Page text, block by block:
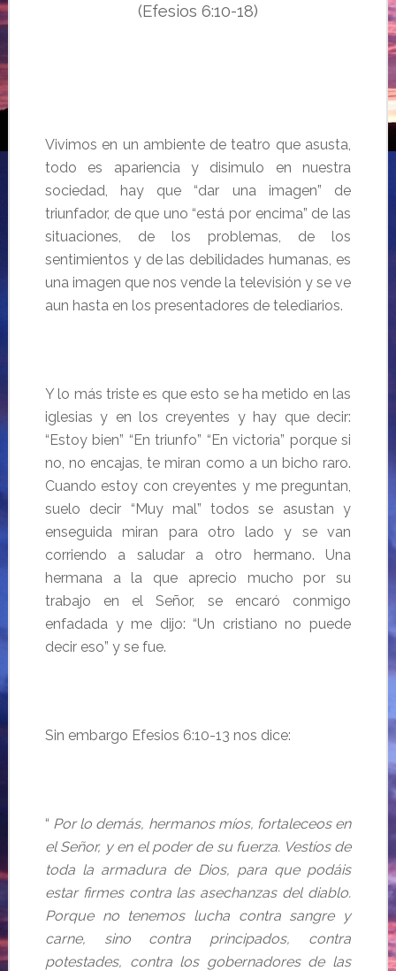
(Efesios 6:10-18)
Vivimos en un ambiente de teatro que asusta,
todo es apariencia y disimulo en nuestra
sociedad, hay que “dar una imagen” de
triunfador, de que uno “está por encima” de las
situaciones, de los problemas, de los
sentimientos y de las debilidades humanas, es
una imagen que nos vende la televisión y se ve
aun hasta en los presentadores de telediarios.
Y lo más triste es que esto se ha metido en las
iglesias y en los creyentes y hay que decir:
“Estoy bien” “En triunfo” “En victoria” porque si
no, no encajas, te miran como a un bicho raro.
Cuando estoy con creyentes y me preguntan,
suelo decir “Muy mal” todos se asustan y
enseguida miran para otro lado y se van
corriendo a saludar a otro hermano. Una
hermana a la que aprecio mucho por su
trabajo en el Señor, se encaró conmigo
enfadada y me dijo: “Un cristiano no puede
decir eso” y se fue.
Sin embargo Efesios 6:10-13 nos dice:
“ Por lo demás, hermanos míos, fortaleceos en
el Señor, y en el poder de su fuerza. Vestíos de
toda la armadura de Dios, para que podáis
estar firmes contra las asechanzas del diablo.
Porque no tenemos lucha contra sangre y
carne, sino contra principados, contra
potestades, contra los gobernadores de las